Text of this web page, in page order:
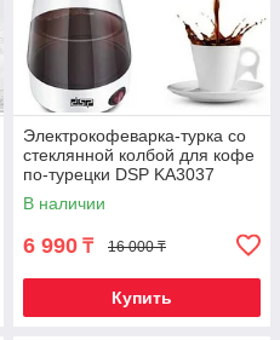
Электрокофеварка-турка со
стеклянной колбой для кофе
по-турецки DSP KA3037
(Белый)
В наличии
6 990 ₸ 16 000 ₸
Купить